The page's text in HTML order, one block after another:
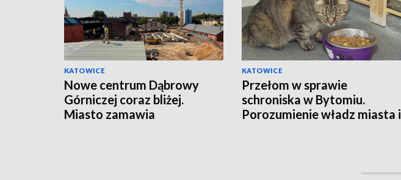
KATOWICE
Nowe centrum Dąbrowy
Górniczej coraz bliżej.
Miasto zamawia
KATOWICE
Przełom w sprawie
schroniska w Bytomiu.
Porozumienie władz miasta i